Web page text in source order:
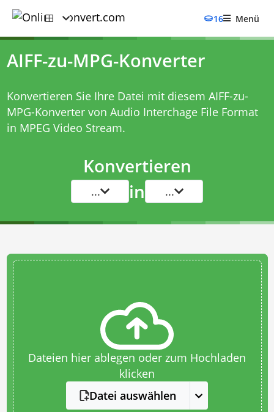
16 Menü
AIFF-zu-MPG-Konverter
Konvertieren Sie Ihre Datei mit diesem AIFF-zu-
MPG-Konvertervon Audio Interchage File Format
in MPEG Video Stream.
Konvertieren
... in ...
Dateien hier ablegen oder zum Hochladen
klicken
Datei auswählen